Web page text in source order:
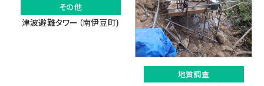
その他
津波避難タワー（南伊豆町)
地質調査